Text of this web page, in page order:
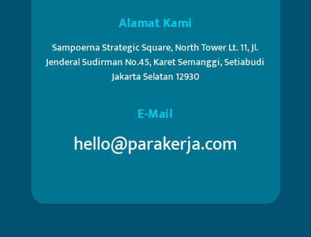
Alamat Kami
Sampoerna Strategic Square, North Tower Lt. 11, Jl.
Jenderal Sudirman No.45, Karet Semanggi, Setiabudi
Jakarta Selatan 12930
E-Mail
hello@parakerja.com